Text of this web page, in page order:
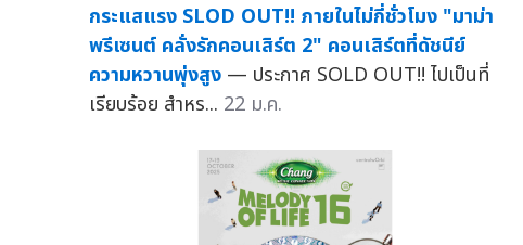
กระแสแรง SLOD OUT!! ภายในไม่กี่ชั่วโมง "มาม่า
พรีเซนต์ คลั่งรักคอนเสิร์ต 2" คอนเสิร์ตที่ดัชนีย์
ความหวานพุ่งสูง — ประกาศ SOLD OUT!! ไปเป็นที่
เรียบร้อย สำหร... 22 ม.ค.